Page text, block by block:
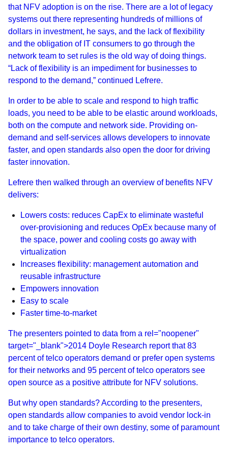
that NFV adoption is on the rise. There are a lot of legacy
systems out there representing hundreds of millions of
dollars in investment, he says, and the lack of flexibility
and the obligation of IT consumers to go through the
network team to set rules is the old way of doing things.
“Lack of flexibility is an impediment for businesses to
respond to the demand,” continued Lefrere.
In order to be able to scale and respond to high traffic
loads, you need to be able to be elastic around workloads,
both on the compute and network side. Providing on-
demand and self-services allows developers to innovate
faster, and open standards also open the door for driving
faster innovation.
Lefrere then walked through an overview of benefits NFV
delivers:
Lowers costs: reduces CapEx to eliminate wasteful
over-provisioning and reduces OpEx because many of
the space, power and cooling costs go away with
virtualization
Increases flexibility: management automation and
reusable infrastructure
Empowers innovation
Easy to scale
Faster time-to-market
The presenters pointed to data from a rel="noopener"
target="_blank">2014 Doyle Research report that 83
percent of telco operators demand or prefer open systems
for their networks and 95 percent of telco operators see
open source as a positive attribute for NFV solutions.
But why open standards? According to the presenters,
open standards allow companies to avoid vendor lock-in
and to take charge of their own destiny, some of paramount
importance to telco operators.